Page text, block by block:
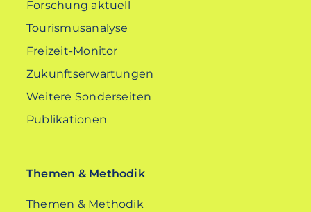
Forschung aktuell
Tourismusanalyse
Freizeit-Monitor
Zukunftserwartungen
Weitere Sonderseiten
Publikationen
Themen & Methodik
Themen & Methodik